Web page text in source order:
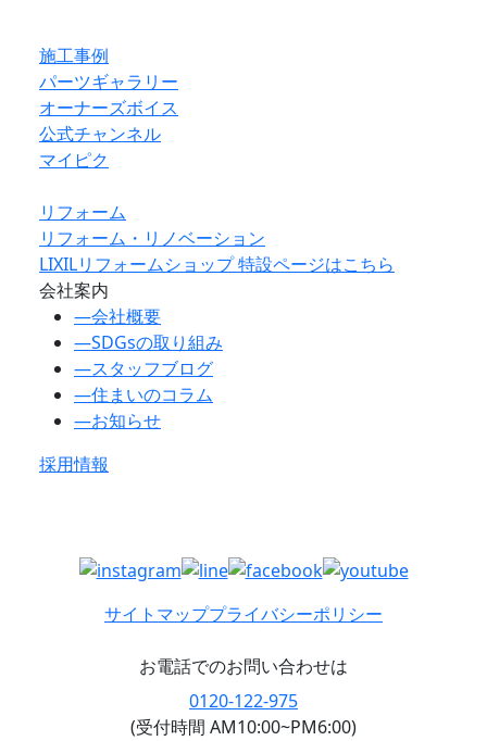
施工事例
パーツギャラリー
オーナーズボイス
公式チャンネル
マイピク
リフォーム
リフォーム・リノベーション
LIXILリフォームショップ 特設ページはこちら
会社案内
―会社概要
―SDGsの取り組み
―スタッフブログ
―住まいのコラム
―お知らせ
採用情報
サイトマッププライバシーポリシー
お電話でのお問い合わせは
0120-122-975
(受付時間 AM10:00~PM6:00)